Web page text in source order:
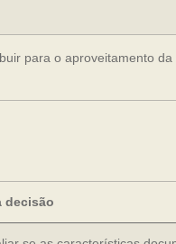
para o aproveitamento
decisão